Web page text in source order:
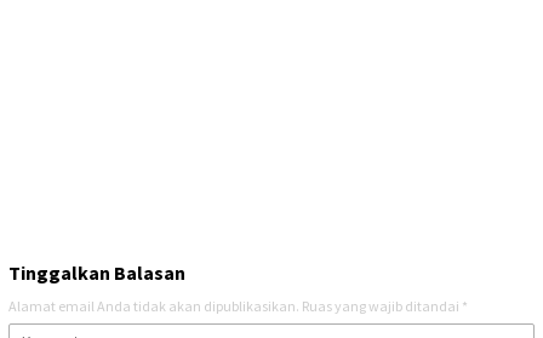
Tinggalkan Balasan
Alamat email Anda tidak akan dipublikasikan. Ruas yang wajib ditandai *